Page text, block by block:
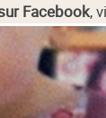
Facebook,